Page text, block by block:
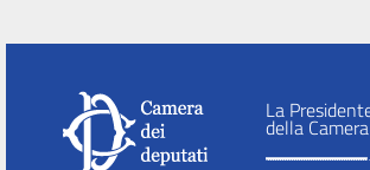
La
della Camera